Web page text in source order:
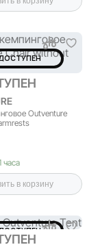
Outventure
часа
в корзину